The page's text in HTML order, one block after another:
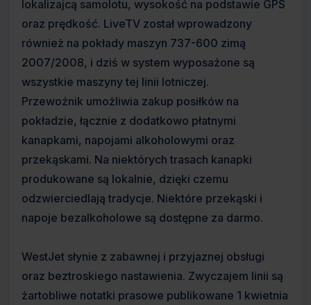
lokalizajcą samolotu, wysokość na podstawie GPS
oraz prędkość. LiveTV został wprowadzony
również na pokłady maszyn 737-600 zimą
2007/2008, i dziś w system wyposażone są
wszystkie maszyny tej linii lotniczej.
Przewoźnik umożliwia zakup posiłków na
pokładzie, łącznie z dodatkowo płatnymi
kanapkami, napojami alkoholowymi oraz
przekąskami. Na niektórych trasach kanapki
produkowane są lokalnie, dzięki czemu
odzwierciedlają tradycje. Niektóre przekąski i
napoje bezalkoholowe są dostępne za darmo.
WestJet słynie z zabawnej i przyjaznej obsługi
oraz beztroskiego nastawienia. Zwyczajem linii są
żartobliwe notatki prasowe publikowane 1 kwietnia